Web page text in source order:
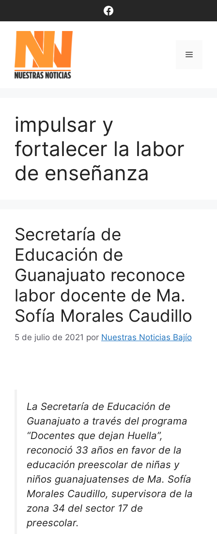
contenido
Facebook
Menú
impulsar y
fortalecer la labor
de enseñanza
Secretaría de
Educación de
Guanajuato reconoce
labor docente de Ma.
Sofía Morales Caudillo
5 de julio de 2021 por Nuestras Noticias Bajío
La Secretaría de Educación de
Guanajuato a través del programa
“Docentes que dejan Huella”,
reconoció 33 años en favor de la
educación preescolar de niñas y
niños guanajuatenses de Ma. Sofía
Morales Caudillo, supervisora de la
zona 34 del sector 17 de
preescolar.